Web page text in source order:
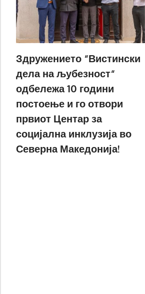
Здружението “Вистински
дела на љубезност“
одбележа 10 години
постоење и го отвори
првиот Центар за
социјална инклузија во
Северна Македонија!